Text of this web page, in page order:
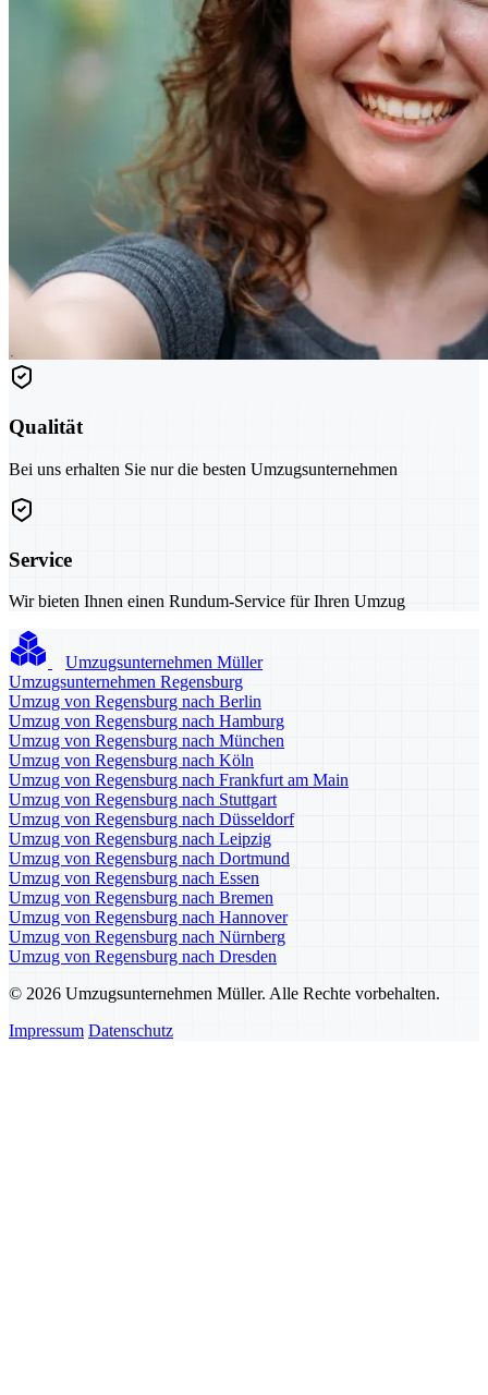
Qualität
Bei uns erhalten Sie nur die besten Umzugsunternehmen
Service
Wir bieten Ihnen einen Rundum-Service für Ihren Umzug
Umzugsunternehmen Müller
Umzugsunternehmen Regensburg
Umzug von Regensburg nach Berlin
Umzug von Regensburg nach Hamburg
Umzug von Regensburg nach München
Umzug von Regensburg nach Köln
Umzug von Regensburg nach Frankfurt am Main
Umzug von Regensburg nach Stuttgart
Umzug von Regensburg nach Düsseldorf
Umzug von Regensburg nach Leipzig
Umzug von Regensburg nach Dortmund
Umzug von Regensburg nach Essen
Umzug von Regensburg nach Bremen
Umzug von Regensburg nach Hannover
Umzug von Regensburg nach Nürnberg
Umzug von Regensburg nach Dresden
© 2026 Umzugsunternehmen Müller. Alle Rechte vorbehalten.
Impressum Datenschutz